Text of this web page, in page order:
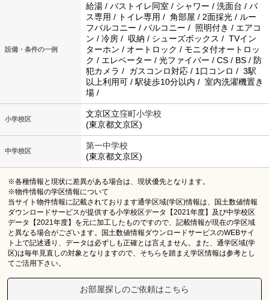
設備・条件の一例
給湯 / バストイレ同室 / シャワー / 洗面台 / バ
ス専用 / トイレ専用 / 角部屋 / 2面採光 / ルー
フバルコニー / バルコニー / 照明付き / エアコ
ン / 冷房 / 収納 / シューズボックス / TVイン
ターホン / オートロック / モニタ付オートロッ
ク / エレベーター / 光ファイバー / CS / BS / 防
犯カメラ / ガスコンロ対応 / 1口コンロ / 3駅
以上利用可 / 駅徒歩10分以内 / 室内洗濯機置き
場 /
小学校区
文京区立窪町小学校
(東京都文京区)
中学校区
第一中学校
(東京都文京区)
※各種情報と現状に差異がある場合は、現状優先となります。
※物件情報の学区情報について
当サイト物件情報に記載されております通学区域(学区)情報は、国土数値情報
ダウンロードサービスが提供する小学校区データ【2021年度】及び中学校区
データ【2021年度】を元に加工したものですので、記載情報が現在の学区域
と異なる場合がございます。国土数値情報ダウンロードサービスのWEBサイ
ト上で記述通り、データは必ずしも正確とは言えません。また、通学区域(学
区)は毎年見直しの対象となりますので、そちらを踏まえ学区情報は参考とし
てご活用下さい。
お部屋探しのご依頼はこちら